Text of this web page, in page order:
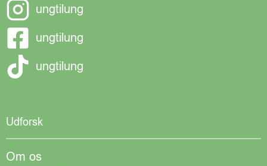
ungtilung
ungtilung
ungtilung
Udforsk
Om os